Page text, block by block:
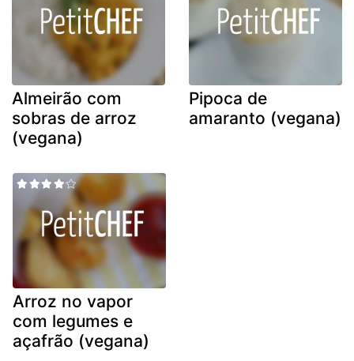
Almeirão com
sobras de arroz
(vegana)
Pipoca de
amaranto (vegana)
Arroz no vapor
com legumes e
açafrão (vegana)